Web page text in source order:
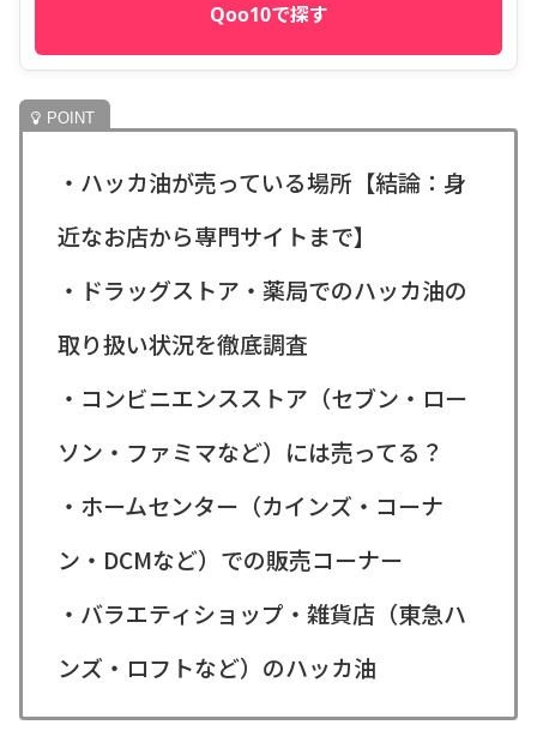
Qoo10で探す
・ハッカ油が売っている場所【結論：身
近なお店から専門サイトまで】
・ドラッグストア・薬局でのハッカ油の
取り扱い状況を徹底調査
・コンビニエンスストア（セブン・ロー
ソン・ファミマなど）には売ってる？
・ホームセンター（カインズ・コーナ
ン・DCMなど）での販売コーナー
・バラエティショップ・雑貨店（東急ハ
ンズ・ロフトなど）のハッカ油